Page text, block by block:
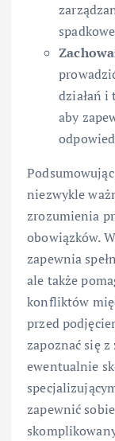
działań i
aby
niezwykle
zrozumienia
obowiązków.
zapewnia
ale także
konfliktów
przed
zapoznać się
ewentualnie
zapewnić